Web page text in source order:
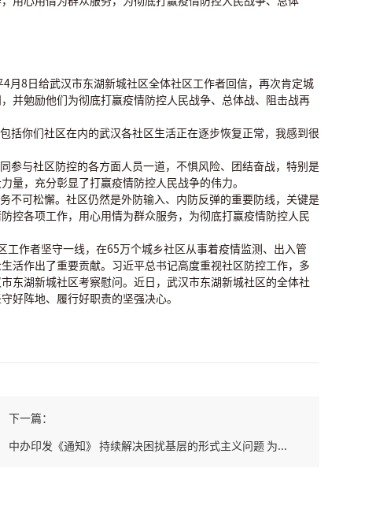
月8日给武汉市东湖新城社区全体社区工作者回信，再次肯定城
并勉励他们为彻底打赢疫情防控人民战争、总体战、阻击战再
括你们社区在内的武汉各社区生活正在逐步恢复正常，我感到很
参与社区防控的各方面人员一道，不惧风险、团结奋战，特别是
量，充分彰显了打赢疫情防控人民战争的伟力。
不可松懈。社区仍然是外防输入、内防反弹的重要防线，关键是
控各项工作，用心用情为群众服务，为彻底打赢疫情防控人民
作者坚守一线，在65万个城乡社区从事着疫情监测、出入管
活作出了重要贡献。习近平总书记高度重视社区防控工作，多
东湖新城社区考察慰问。近日，武汉市东湖新城社区的全体社
好阵地、履行好职责的坚强决心。
下一篇：
中办印发《通知》 持续解决困扰基层的形式主义问题 为...